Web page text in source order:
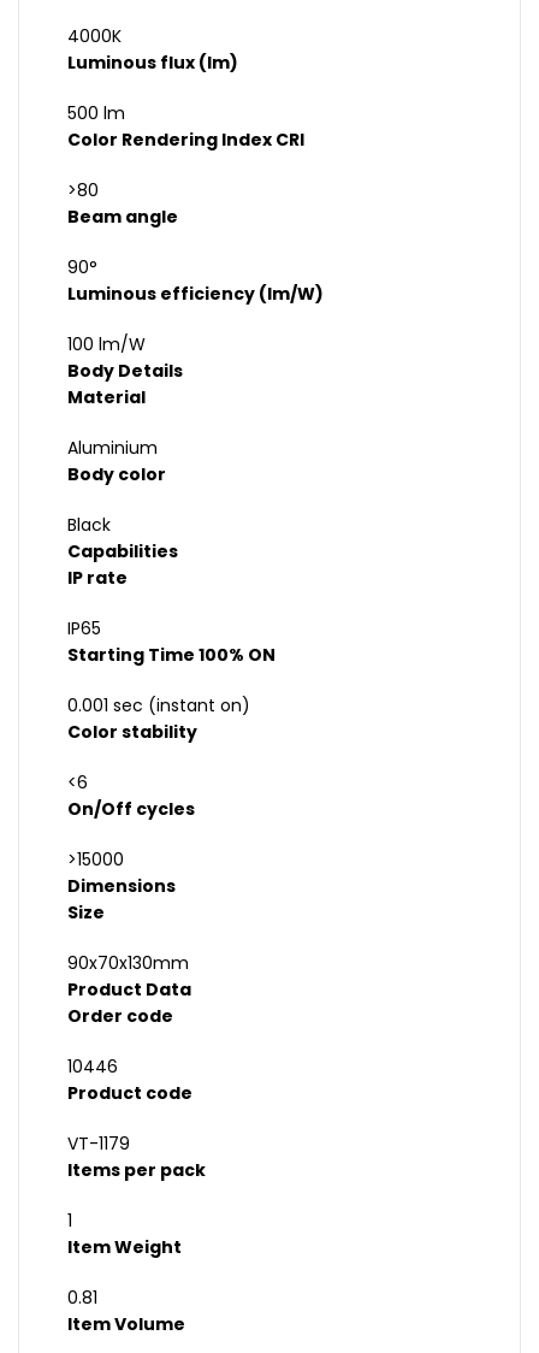
4000K
Luminous flux (lm)
500 lm
Color Rendering Index CRI
>80
Beam angle
90°
Luminous efficiency (lm/W)
100 lm/W
Body Details
Material
Aluminium
Body color
Black
Capabilities
IP rate
IP65
Starting Time 100% ON
0.001 sec (instant on)
Color stability
<6
On/Off cycles
>15000
Dimensions
Size
90x70x130mm
Product Data
Order code
10446
Product code
VT-1179
Items per pack
1
Item Weight
0.81
Item Volume